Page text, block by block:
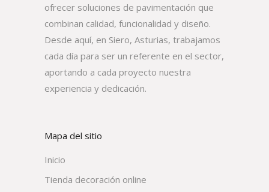
ofrecer soluciones de pavimentación que
combinan calidad, funcionalidad y diseño.
Desde aquí, en Siero, Asturias, trabajamos
cada día para ser un referente en el sector,
aportando a cada proyecto nuestra
experiencia y dedicación.
Mapa del sitio
Inicio
Tienda decoración online